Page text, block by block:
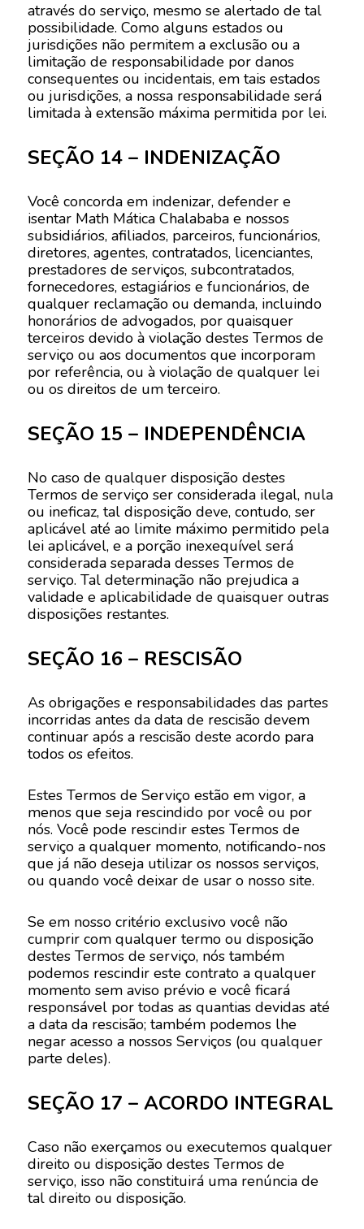
através do serviço, mesmo se alertado ​​de tal
possibilidade. Como alguns estados ou
jurisdições não permitem a exclusão ou a
limitação de responsabilidade por danos
consequentes ou incidentais, em tais estados
ou jurisdições, a nossa responsabilidade será
limitada à extensão máxima permitida por lei.
SEÇÃO 14 – INDENIZAÇÃO
Você concorda em indenizar, defender e
isentar Math Mática Chalababa e nossos
subsidiários, afiliados, parceiros, funcionários,
diretores, agentes, contratados, licenciantes,
prestadores de serviços, subcontratados,
fornecedores, estagiários e funcionários, de
qualquer reclamação ou demanda, incluindo
honorários de advogados, por quaisquer
terceiros devido à violação destes Termos de
serviço ou aos documentos que incorporam
por referência, ou à violação de qualquer lei
ou os direitos de um terceiro.
SEÇÃO 15 – INDEPENDÊNCIA
No caso de qualquer disposição destes
Termos de serviço ser considerada ilegal, nula
ou ineficaz, tal disposição deve, contudo, ser
aplicável até ao limite máximo permitido pela
lei aplicável, e a porção inexequível será
considerada separada desses Termos de
serviço. Tal determinação não prejudica a
validade e aplicabilidade de quaisquer outras
disposições restantes.
SEÇÃO 16 – RESCISÃO
As obrigações e responsabilidades das partes
incorridas antes da data de rescisão devem
continuar após a rescisão deste acordo para
todos os efeitos.
Estes Termos de Serviço estão em vigor, a
menos que seja rescindido por você ou por
nós. Você pode rescindir estes Termos de
serviço a qualquer momento, notificando-nos
que já não deseja utilizar os nossos serviços,
ou quando você deixar de usar o nosso site.
Se em nosso critério exclusivo você não
cumprir com qualquer termo ou disposição
destes Termos de serviço, nós também
podemos rescindir este contrato a qualquer
momento sem aviso prévio e você ficará
responsável por todas as quantias devidas até
a data da rescisão; também podemos lhe
negar acesso a nossos Serviços (ou qualquer
parte deles).
SEÇÃO 17 – ACORDO INTEGRAL
Caso não exerçamos ou executemos qualquer
direito ou disposição destes Termos de
serviço, isso não constituirá uma renúncia de
tal direito ou disposição.